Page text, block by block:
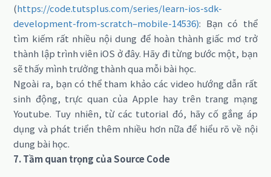
(https://code.tutsplus.com/series/learn-ios-sdk-
development-from-scratch–mobile-14536): Bạn có thể
tìm kiếm rất nhiều nội dung để hoàn thành giấc mơ trở
thành lập trình viên iOS ở đây. Hãy đi từng bước một, bạn
sẽ thấy mình trưởng thành qua mỗi bài học.
Ngoài ra, bạn có thể tham khảo các video hướng dẫn rất
sinh động, trực quan của Apple hay trên trang mạng
Youtube. Tuy nhiên, từ các tutorial đó, hãy cố gắng áp
dụng và phát triển thêm nhiều hơn nữa để hiểu rõ về nội
dung bài học.
7. Tầm quan trọng của Source Code